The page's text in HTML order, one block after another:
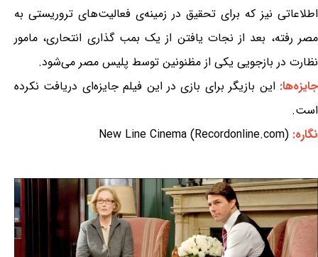
اطلاعاتی نیز که برای تحقیق در زمینه‌ی فعالیت‌‏های تروریستی به
مصر رفته، بعد از نجات یافتن از یک بمب گذاری انتحاری، مامور
نظارت در بازجویی یکی از ‏مظنونین توسط پلیس مصر می‌شود.
جایزه‌ها:این بازیگر برای بازی در این فیلم جایزه‌ای دریافت نکرده
است.
نگاره: New Line Cinema (Recordonline.com)